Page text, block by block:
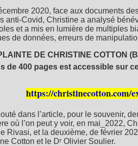
2020, face aux documents
anti-Covid, Christine a analysé
et a mis en lumière de multiples
de données, erreurs de
DE CHRISTINE COTTON
de 400 pages est accessible sur
https://christinecotton.com/
dans l’article, pour le souvenir,
où l’on peut y voir, en mai_2022,
Rivasi, et la deuxième, de février
Cotton et le DrOlivier Soulier.